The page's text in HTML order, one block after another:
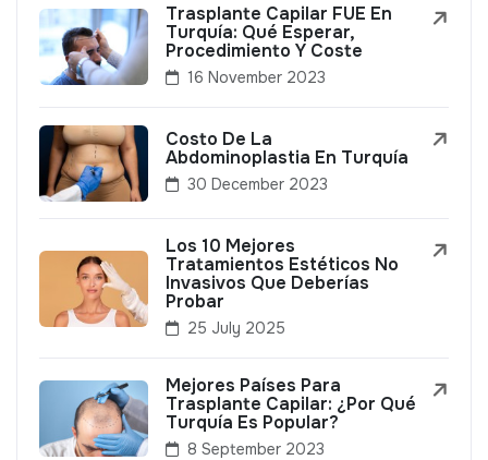
Trasplante Capilar FUE En
Turquía: Qué Esperar,
Procedimiento Y Coste
16 November 2023
Costo De La
Abdominoplastia En Turquía
30 December 2023
Los 10 Mejores
Tratamientos Estéticos No
Invasivos Que Deberías
Probar
25 July 2025
Mejores Países Para
Trasplante Capilar: ¿Por Qué
Turquía Es Popular?
8 September 2023